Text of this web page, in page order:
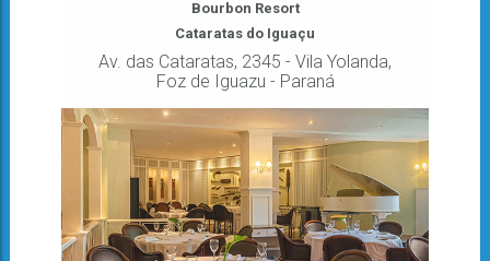
Bourbon Resort
Cataratas do Iguaçu
Av. das Cataratas, 2345 - Vila Yolanda,
Foz de Iguazu - Paraná